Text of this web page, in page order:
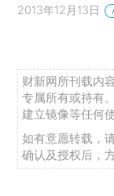
2013年12月13日
财新网所刊载内
专属所有或持有
建立镜像等任何使
如有意愿转载，
确认及授权后，